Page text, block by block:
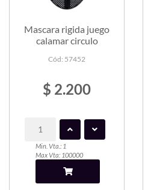
Mascara rigida juego
calamar circulo
Cód: 57452
$ 2.200
Min. Vta.: 1
Max Vta: 100000